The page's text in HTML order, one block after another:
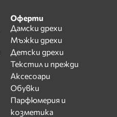
Оферти
Дамски дрехи
Мъжки дрехи
Детски дрехи
Текстил и прежди
Аксесоари
Обувки
Парфюмерия и
козметика